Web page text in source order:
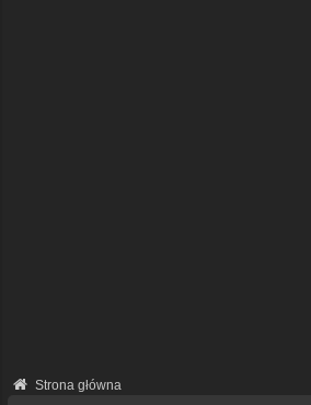
Strona główna